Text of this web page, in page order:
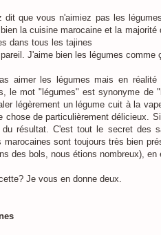
dit que vous n'aimiez pas les
la cuisine marocaine et la
dans tous les tajines
J'aime bien les légumes comme
aimer les légumes mais en
le mot "légumes" est synonyme de
légèrement un légume cuit à la
chose de particulièrement délicieux.
résultat. C'est tout le secret des
sont toujours très bien
des bols, nous étions nombreux),
Je vous en donne deux.